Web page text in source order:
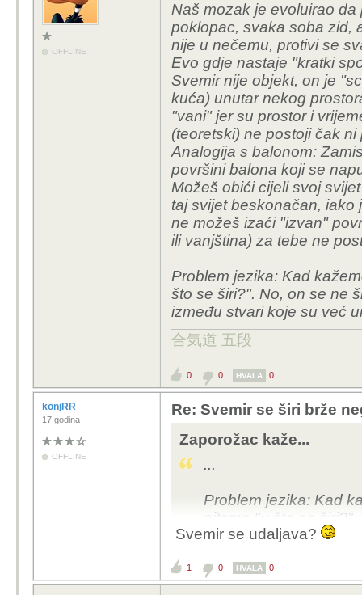
OFFLINE
Naš mozak je evoluirao
poklopac, svaka soba zid,
nije u nečemu, protivi se
Evo gdje nastaje "kratki
Svemir nije objekt, on je
kuća) unutar nekog
"vani" jer su prostor i
(teoretski) ne postoji čak
Analogija s balonom:
površini balona koji se
Možeš obići cijeli svoj
taj svijet beskonačan, iako
ne možeš izaći "izvan"
ili vanjština) za tebe ne
Problem jezika: Kad
što se širi?". No, on se ne
između stvari koje su već
合気道 五段
0 0 HVALA 0
konjRR
17 godina
OFFLINE
Re: Svemir se širi brže
Zaporožac kaže...
...
Problem jezika: Kad
pitamo "u što se
više prostora između
Svemir se udaljava?
1 0 HVALA 0